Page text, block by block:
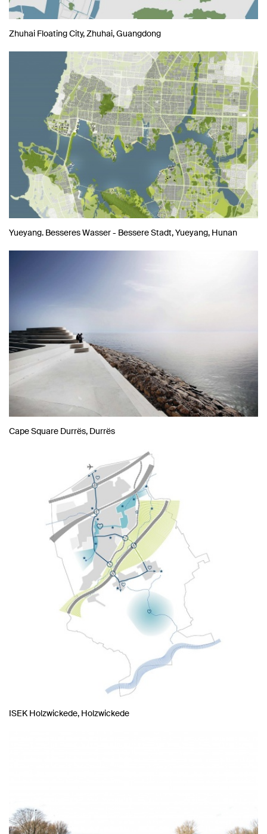
Zhuhai Floating City, Zhuhai, Guangdong
Yueyang. Besseres Wasser - Bessere Stadt, Yueyang, Hunan
Cape Square Durrës, Durrës
ISEK Holzwickede, Holzwickede